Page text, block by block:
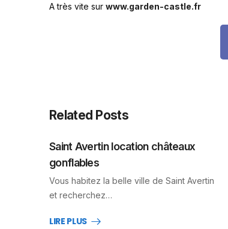
A très vite sur www.garden-castle.fr
Related Posts
Saint Avertin location châteaux
gonflables
Vous habitez la belle ville de Saint Avertin
et recherchez…
LIRE PLUS